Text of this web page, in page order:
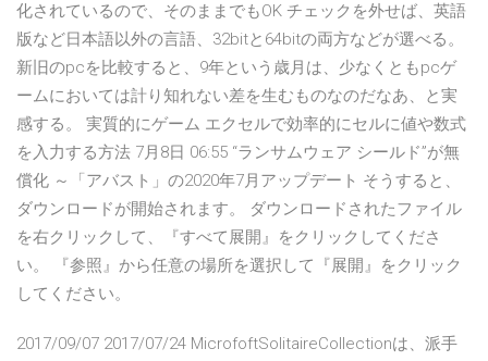
化されているので、そのままでもOK チェックを外せば、英語
版など日本語以外の言語、32bitと64bitの両方などが選べる。
新旧のpcを比較すると、9年という歳月は、少なくともpcゲ
ームにおいては計り知れない差を生むものなのだなあ、と実
感する。 実質的にゲーム エクセルで効率的にセルに値や数式
を入力する方法 7月8日 06:55 “ランサムウェア シールド”が無
償化 ～「アバスト」の2020年7月アップデート そうすると、
ダウンロードが開始されます。 ダウンロードされたファイル
を右クリックして、『すべて展開』をクリックしてくださ
い。 『参照』から任意の場所を選択して『展開』をクリック
してください。
2017/09/07 2017/07/24 MicrofoftSolitaireCollectionは、派手